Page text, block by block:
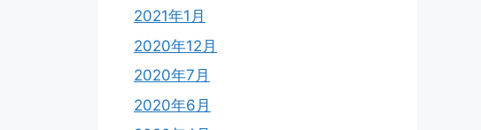
2021年1月
2020年12月
2020年7月
2020年6月